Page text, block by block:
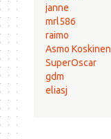
janne
mrl586
raimo
Asmo Koskinen
SuperOscar
gdm
eliasj